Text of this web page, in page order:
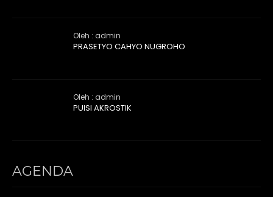
Oleh : admin
PRASETYO CAHYO NUGROHO
Oleh : admin
PUISI AKROSTIK
AGENDA